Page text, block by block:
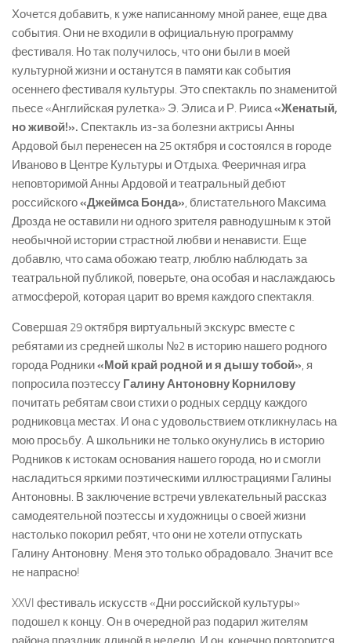
Хочется добавить, к уже написанному мной ранее, еще два
события. Они не входили в официальную программу
фестиваля. Но так получилось, что они были в моей
культурной жизни и останутся в памяти как события
осеннего фестиваля культуры. Это спектакль по знаменитой
пьесе «Английская рулетка» Э. Элиса и Р. Рииса«Женатый,
но живой!». Спектакль из-за болезни актрисы Анны
Ардовой был перенесен на 25 октября и состоялся в городе
Иваново в Центре Культуры и Отдыха. Фееричная игра
неповторимой Анны Ардовой и театральный дебют
российского«Джеймса Бонда», блистательного Максима
Дрозда не оставили ни одного зрителя равнодушным к этой
необычной истории страстной любви и ненависти. Еще
добавлю, что сама обожаю театр, люблю наблюдать за
театральной публикой, поверьте, она особая и наслаждаюсь
атмосферой, которая царит во время каждого спектакля.
Совершая 29 октября виртуальный экскурс вместе с
ребятами из средней школы №2 в историю нашего родного
города Родники«Мой край родной и я дышу тобой», я
попросила поэтессу Галину Антоновну Корнилову
почитать ребятам свои стихи о родных сердцу каждого
родниковца местах. И она с удовольствием откликнулась на
мою просьбу. А школьники не только окунулись в историю
Родников к истокам основания нашего города, но и смогли
насладиться яркими поэтическими иллюстрациями Галины
Антоновны. В заключение встречи увлекательный рассказ
самодеятельной поэтессы и художницы о своей жизни
настолько покорил ребят, что они не хотели отпускать
Галину Антоновну. Меня это только обрадовало. Значит все
не напрасно!
XXVI фестиваль искусств «Дни российской культуры»
подошел к концу. Он в очередной раз подарил жителям